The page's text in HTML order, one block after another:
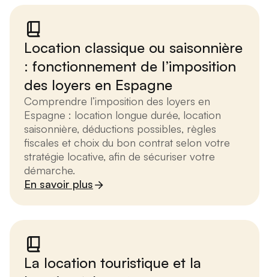
Location classique ou saisonnière
: fonctionnement de l’imposition
des loyers en Espagne
Comprendre l’imposition des loyers en
Espagne : location longue durée, location
saisonnière, déductions possibles, règles
fiscales et choix du bon contrat selon votre
stratégie locative, afin de sécuriser votre
démarche.
En savoir plus
La location touristique et la